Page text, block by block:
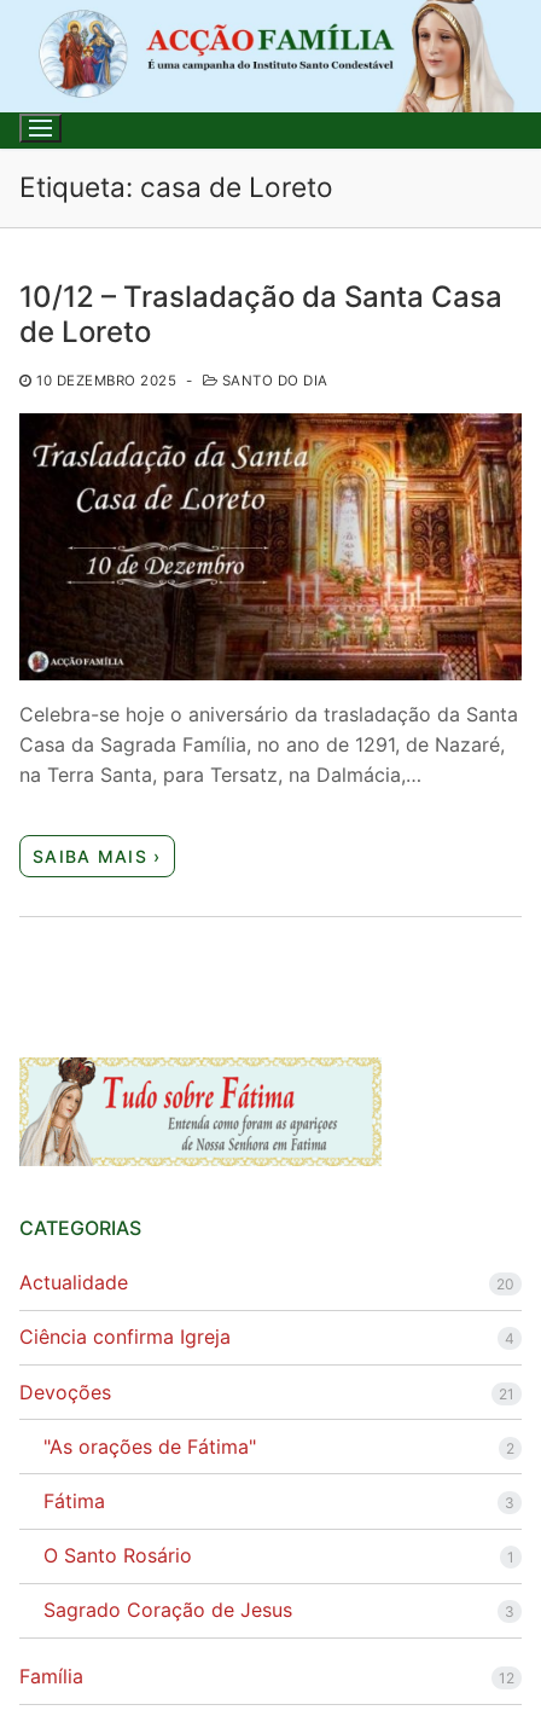
para
conteúdo
por:
Loja
Blog
Santo do Dia
Quem somos nós
Etiqueta: casa de Loreto
10/12 – Trasladação da Santa Casa
de Loreto
10 DEZEMBRO 2025 - SANTO DO DIA
Celebra-se hoje o aniversário da trasladação da Santa
Casa da Sagrada Família, no ano de 1291, de Nazaré,
na Terra Santa, para Tersatz, na Dalmácia,…
SAIBA MAIS ›
CATEGORIAS
Actualidade 20
Ciência confirma Igreja 4
Devoções 21
"As orações de Fátima" 2
Fátima 3
O Santo Rosário 1
Sagrado Coração de Jesus 3
Família 12